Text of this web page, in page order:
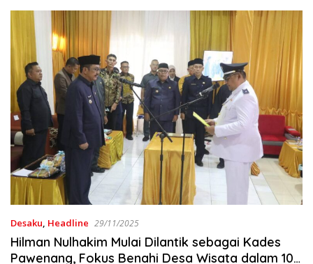
Desaku, Headline 29/11/2025
Hilman Nulhakim Mulai Dilantik sebagai Kades
Pawenang, Fokus Benahi Desa Wisata dalam 100